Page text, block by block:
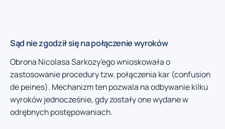
Sąd nie zgodził się na połączenie wyroków
Obrona Nicolasa Sarkozy’ego wnioskowała o
zastosowanie procedury tzw. połączenia kar (confusion
de peines). Mechanizm ten pozwala na odbywanie kilku
wyroków jednocześnie, gdy zostały one wydane w
odrębnych postępowaniach.